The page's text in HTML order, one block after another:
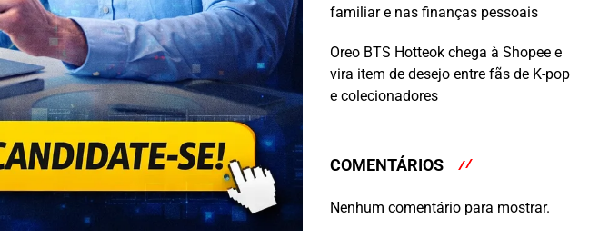
familiar e nas finanças pessoais
Oreo BTS Hotteok chega à Shopee e
vira item de desejo entre fãs de K-pop
e colecionadores
COMENTÁRIOS
Nenhum comentário para mostrar.